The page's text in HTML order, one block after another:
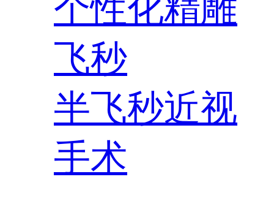
个性化精雕
飞秒
半飞秒近视
手术